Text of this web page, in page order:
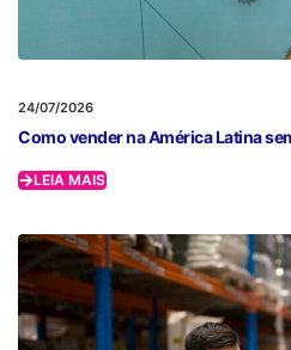
24/07/2026
Como vender na América Latina
LEIA MAIS